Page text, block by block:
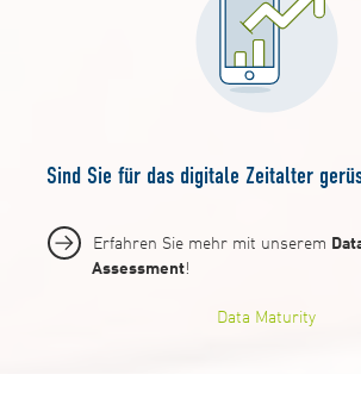
Sind Sie für das digitale Zeitalter
Erfahren Sie mehr mit unserem
Assessment!
Data Maturity